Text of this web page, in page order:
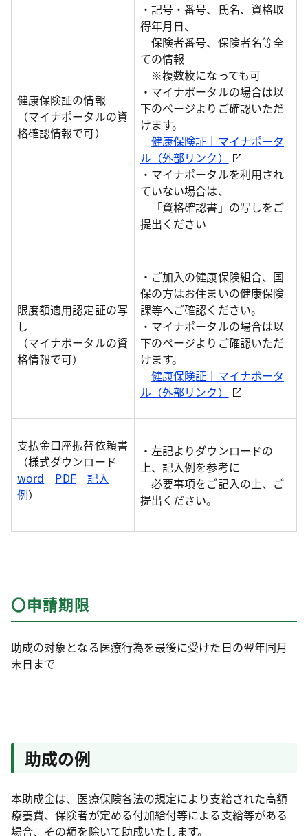
健康保険証の情報
（マイナポータルの資
格確認情報で可）
・記号・番号、氏名、資格取
得年月日、
保険者番号、保険者名等全
ての情報
※複数枚になっても可
・マイナポータルの場合は以
下のページよりご確認いただ
けます。
健康保険証｜マイナポータ
ル（外部リンク）
・マイナポータルを利用され
ていない場合は、
「資格確認書」の写しをご
提出ください
限度額適用認定証の写
し
（マイナポータルの資
格情報で可）
・ご加入の健康保険組合、国
保の方はお住まいの健康保険
課等へご確認ください。
・マイナポータルの場合は以
下のページよりご確認いただ
けます。
健康保険証｜マイナポータ
ル（外部リンク）
支払金口座振替依頼書
（様式ダウンロード
word
PDF
記入
例）
・左記よりダウンロードの
上、記入例を参考に
必要事項をご記入の上、ご
提出ください。
〇申請期限
助成の対象となる医療行為を最後に受けた日の翌年同月
末日まで
助成の例
本助成金は、医療保険各法の規定により支給された高額
療養費、保険者が定める付加給付等による支給等がある
場合、その額を除いて助成いたします。